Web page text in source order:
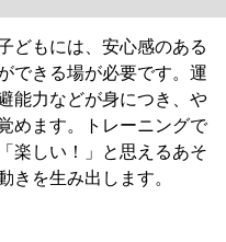
どもには、安心感のある
できる場が必要です。運
能力などが身につき、や
めます。トレーニングで
楽しい！」と思えるあそ
きを生み出します。